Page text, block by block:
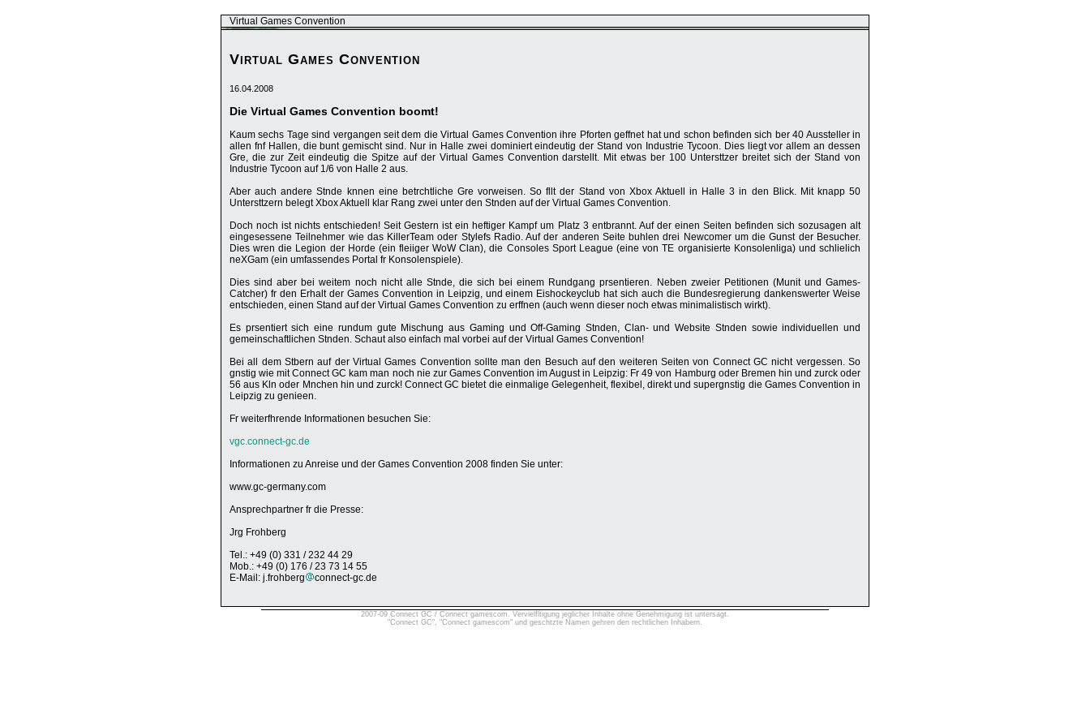
Virtual Games Convention
Virtual Games Convention
16.04.2008
Die Virtual Games Convention boomt!
Kaum sechs Tage sind vergangen seit dem die Virtual Games Convention ihre Pforten geffnet hat und schon befinden sich ber 40 Aussteller in
allen fnf Hallen, die bunt gemischt sind. Nur in Halle zwei dominiert eindeutig der Stand von Industrie Tycoon. Dies liegt vor allem an dessen
Gre, die zur Zeit eindeutig die Spitze auf der Virtual Games Convention darstellt. Mit etwas ber 100 Untersttzer breitet sich der Stand von
Industrie Tycoon auf 1/6 von Halle 2 aus.
Aber auch andere Stnde knnen eine betrchtliche Gre vorweisen. So fllt der Stand von Xbox Aktuell in Halle 3 in den Blick. Mit knapp 50
Untersttzern belegt Xbox Aktuell klar Rang zwei unter den Stnden auf der Virtual Games Convention.
Doch noch ist nichts entschieden! Seit Gestern ist ein heftiger Kampf um Platz 3 entbrannt. Auf der einen Seiten befinden sich sozusagen alt
eingesessene Teilnehmer wie das KillerTeam oder Stylefs Radio. Auf der anderen Seite buhlen drei Newcomer um die Gunst der Besucher.
Dies wren die Legion der Horde (ein fleiiger WoW Clan), die Consoles Sport League (eine von TE organisierte Konsolenliga) und schlielich
neXGam (ein umfassendes Portal fr Konsolenspiele).
Dies sind aber bei weitem noch nicht alle Stnde, die sich bei einem Rundgang prsentieren. Neben zweier Petitionen (Munit und Games-
Catcher) fr den Erhalt der Games Convention in Leipzig, und einem Eishockeyclub hat sich auch die Bundesregierung dankenswerter Weise
entschieden, einen Stand auf der Virtual Games Convention zu erffnen (auch wenn dieser noch etwas minimalistisch wirkt).
Es prsentiert sich eine rundum gute Mischung aus Gaming und Off-Gaming Stnden, Clan- und Website Stnden sowie individuellen und
gemeinschaftlichen Stnden. Schaut also einfach mal vorbei auf der Virtual Games Convention!
Bei all dem Stbern auf der Virtual Games Convention sollte man den Besuch auf den weiteren Seiten von Connect GC nicht vergessen. So
gnstig wie mit Connect GC kam man noch nie zur Games Convention im August in Leipzig: Fr 49 von Hamburg oder Bremen hin und zurck oder
56 aus Kln oder Mnchen hin und zurck! Connect GC bietet die einmalige Gelegenheit, flexibel, direkt und supergnstig die Games Convention in
Leipzig zu genieen.
Fr weiterfhrende Informationen besuchen Sie:
vgc.connect-gc.de
Informationen zu Anreise und der Games Convention 2008 finden Sie unter:
www.gc-germany.com
Ansprechpartner fr die Presse:
Jrg Frohberg
Tel.: +49 (0) 331 / 232 44 29
Mob.: +49 (0) 176 / 23 73 14 55
E-Mail: j.frohberg
connect-gc.de
2007-09 Connect GC / Connect gamescom. Vervielfltigung jeglicher Inhalte ohne Genehmigung ist untersagt.
"Connect GC", "Connect gamescom" und geschtzte Namen gehren den rechtlichen Inhabern.